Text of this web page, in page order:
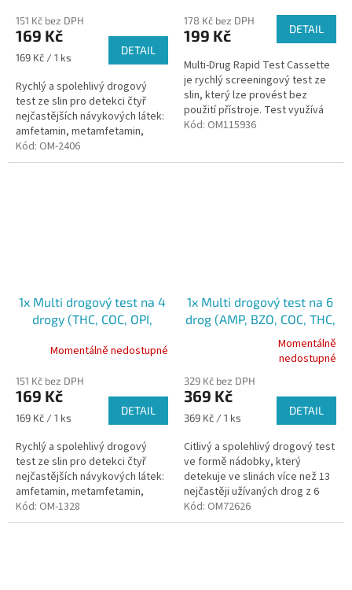
151 Kč bez DPH
169 Kč
Měrná
169 Kč / 1 ks
DETAIL
Rychlý a spolehlivý drogový
test ze slin pro detekci čtyř
nejčastějších návykových látek:
amfetamin, metamfetamin,
kokain a opiáty. Pro
profesionální použití
Kód: OM-2406
178 Kč bez DPH
199 Kč DETAIL
Multi-Drug Rapid Test Cassette
je rychlý screeningový test ze
slin, který lze provést bez
použití přístroje. Test využívá
monoklonální protilátky k
Kód: OM115936
1x Multi drogový test na 4
drogy (THC, COC, OPI,
Momentálně nedostupné
151 Kč bez DPH
169 Kč
Měrná
169 Kč / 1 ks
DETAIL
Rychlý a spolehlivý drogový
test ze slin pro detekci čtyř
nejčastějších návykových látek:
amfetamin, metamfetamin,
kokain a opiáty. Pro
profesionální použití
Kód: OM-1328
1x Multi drogový test na 6
drog (AMP, BZO, COC, THC,
MET, OPI) ze slin
produktu
je
5,0
z
5
hvězdiček.
Momentálně
nedostupné
329 Kč bez DPH
369 Kč
Měrná
369 Kč / 1 ks
DETAIL
Citlivý a spolehlivý drogový test
ve formě nádobky, který
detekuje ve slinách více než 13
nejčastěji užívaných drog z 6
základních skupin. Testovaná
osoba může být při odběru...
Kód: OM72626